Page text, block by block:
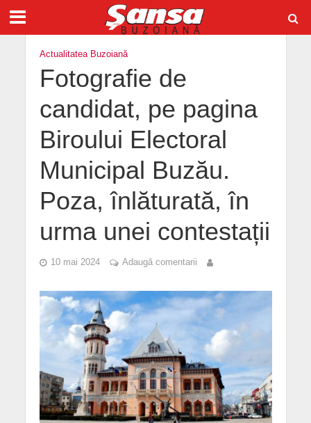
Actualitatea Buzoiană
Fotografie de
candidat, pe pagina
Biroului Electoral
Municipal Buzău.
Poza, înlăturată, în
urma unei contestații
10 mai 2024 Adaugă comentarii